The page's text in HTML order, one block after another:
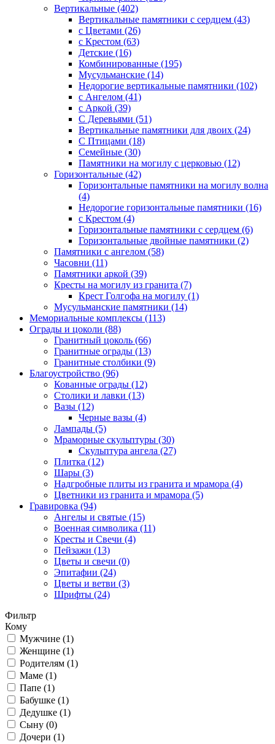
Вертикальные (402)
Вертикальные памятники с сердцем (43)
с Цветами (26)
c Крестом (63)
Детские (16)
Комбинированные (195)
Мусульманские (14)
Недорогие вертикальные памятники (102)
с Ангелом (41)
с Аркой (39)
С Деревьями (51)
Вертикальные памятники для двоих (24)
С Птицами (18)
Семейные (30)
Памятники на могилу с церковью (12)
Горизонтальные (42)
Горизонтальные памятники на могилу волна
(4)
Недорогие горизонтальные памятники (16)
с Крестом (4)
Горизонтальные памятники с сердцем (6)
Горизонтальные двойные памятники (2)
Памятники с ангелом (58)
Часовни (11)
Памятники аркой (39)
Кресты на могилу из гранита (7)
Крест Голгофа на могилу (1)
Мусульманские памятники (14)
Мемориальные комплексы (113)
Ограды и цоколи (88)
Гранитный цоколь (66)
Гранитные ограды (13)
Гранитные столбики (9)
Благоустройство (96)
Кованные ограды (12)
Столики и лавки (13)
Вазы (12)
Черные вазы (4)
Лампады (5)
Мраморные скульптуры (30)
Скульптура ангела (27)
Плитка (12)
Шары (3)
Надгробные плиты из гранита и мрамора (4)
Цветники из гранита и мрамора (5)
Гравировка (94)
Ангелы и святые (15)
Военная символика (11)
Кресты и Свечи (4)
Пейзажи (13)
Цветы и свечи (0)
Эпитафии (24)
Цветы и ветви (3)
Шрифты (24)
Фильтр
Кому
Мужчине (1)
Женщине (1)
Родителям (1)
Маме (1)
Папе (1)
Бабушке (1)
Дедушке (1)
Сыну (0)
Дочери (1)